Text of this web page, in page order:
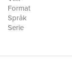
Format
Språk
Serie
Förlag